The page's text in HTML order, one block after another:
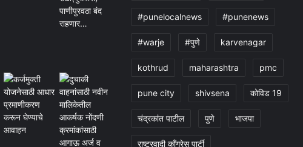
#punelocalnews #punenews
#warje #पुणे karvenagar
kothrud maharashtra pmc
pune city shivsena कोविड 19
चंद्रकांत पाटील पुणे भाजपा
राष्ट्रवादी काँग्रेस पार्टी